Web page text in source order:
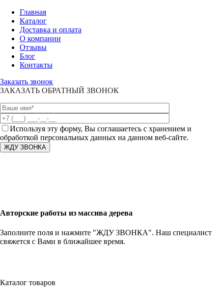
Главная
Каталог
Доставка и оплата
О компании
Отзывы
Блог
Контакты
Заказать звонок
ЗАКАЗАТЬ ОБРАТНЫЙ ЗВОНОК
Используя эту форму, Вы соглашаетесь с хранением и
обработкой персональных данных на данном веб-сайте.
Авторские работы из массива дерева
Заполните поля и нажмите "ЖДУ ЗВОНКА". Наш специалист
свяжется с Вами в ближайшее время.
Каталог товаров